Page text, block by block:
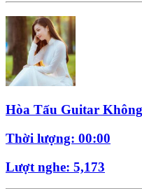
Hòa Tấu Guitar
Thời lượng: 00:00
Lượt nghe: 5,173